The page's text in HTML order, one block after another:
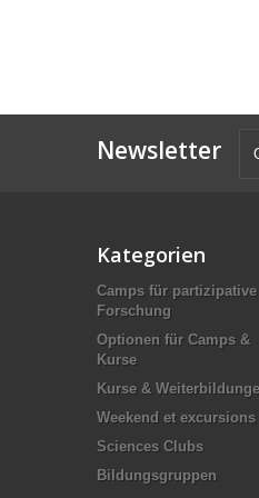
Newsletter
Kategorien
Camps für partizipative
Forschung
Optionen für Camps &
Kurse
Kurse &
Weekend et excursions
Sciences Clubs
Bildungsgruppen